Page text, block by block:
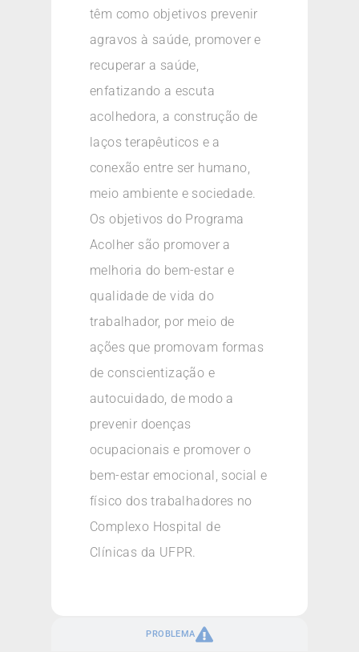
PROBLEMA
têm como objetivos prevenir
agravos à saúde, promover e
recuperar a saúde,
enfatizando a escuta
acolhedora, a construção de
laços terapêuticos e a
conexão entre ser humano,
meio ambiente e sociedade.
Os objetivos do Programa
Acolher são promover a
melhoria do bem-estar e
qualidade de vida do
trabalhador, por meio de
ações que promovam formas
de conscientização e
autocuidado, de modo a
prevenir doenças
ocupacionais e promover o
bem-estar emocional, social e
físico dos trabalhadores no
Complexo Hospital de
Clínicas da UFPR.